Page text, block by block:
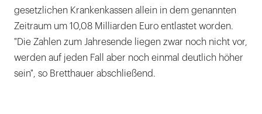
gesetzlichen Krankenkassen allein in dem genannten
Zeitraum um 10,08 Milliarden Euro entlastet worden.
"Die Zahlen zum Jahresende liegen zwar noch nicht vor,
werden auf jeden Fall aber noch einmal deutlich höher
sein", so Bretthauer abschließend.